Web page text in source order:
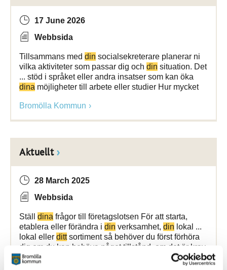
17 June 2026
Webbsida
Tillsammans med din socialsekreterare planerar ni
vilka aktiviteter som passar dig och din situation. Det
... stöd i språket eller andra insatser som kan öka
dina möjligheter till arbete eller studier Hur mycket
Bromölla Kommun
Aktuellt
28 March 2025
Webbsida
Ställ dina frågor till företagslotsen För att starta,
etablera eller förändra i din verksamhet, din lokal ...
lokal eller dittsortiment så behöver du först förhöra
dig om du kan behöva något tillstånd, om det är krav
Bromölla Kommun